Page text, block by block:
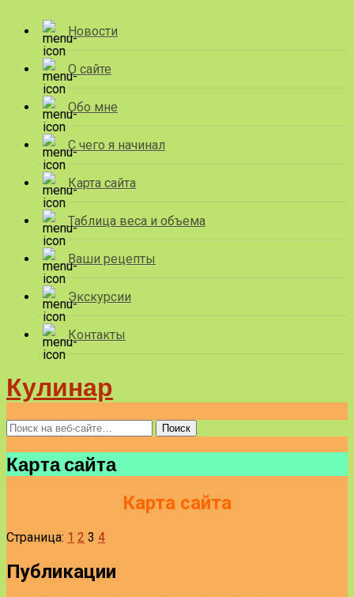
Новости
О сайте
Обо мне
С чего я начинал
Карта сайта
Таблица веса и объема
Ваши рецепты
Экскурсии
Контакты
Кулинар
Карта сайта
Карта сайта
Страница: 1 2 3 4
Публикации